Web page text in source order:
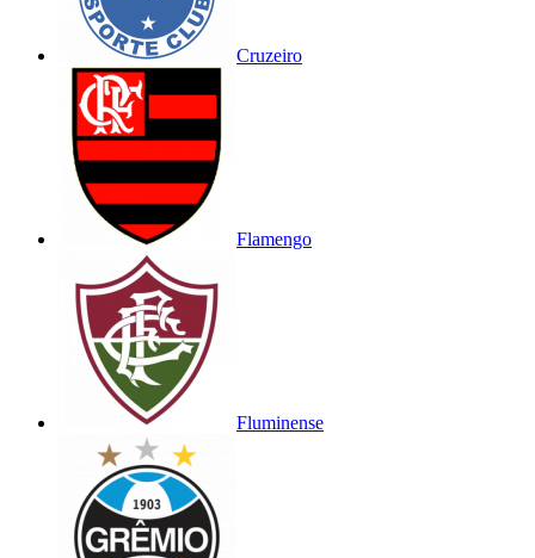
Cruzeiro
Flamengo
Fluminense